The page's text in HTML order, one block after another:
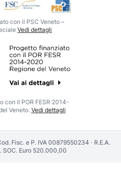
con il PSC Veneto –
Vedi dettagli
con il POR FESR 2014-
Veneto. Vedi dettagli
Fisc. e P. IVA 00879550234 · R.E.A.
SOC. Euro 520.000,00